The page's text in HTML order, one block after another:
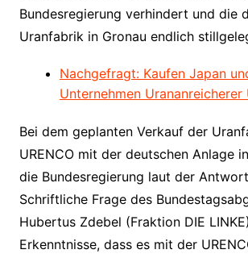
Bundesregierung verhindert und die
Uranfabrik in Gronau endlich
Nachgefragt: Kaufen Japan
Unternehmen Urananreicherer
Bei dem geplanten Verkauf der
URENCO mit der deutschen Anlage
die Bundesregierung laut der
Schriftliche Frage des
Hubertus Zdebel (Fraktion DIE
Erkenntnisse, dass es mit der